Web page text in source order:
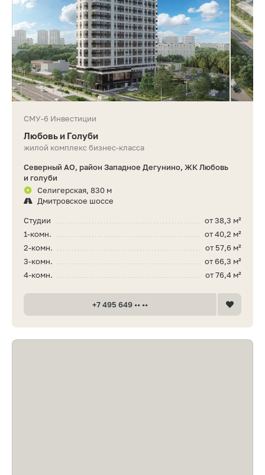
СМУ-6 Инвестиции
Любовь и Голуби
жилой комплекс бизнес-класса
Северный АО, район Западное Дегунино, ЖК Любовь
и голуби
Селигерская, 830 м
Дмитровское шоссе
от 38,3 м²
Студии
от 40,2 м²
1-комн.
от 57,6 м²
2-комн.
от 66,3 м²
3-комн.
от 76,4 м²
4-комн.
+7 495 649 •• ••